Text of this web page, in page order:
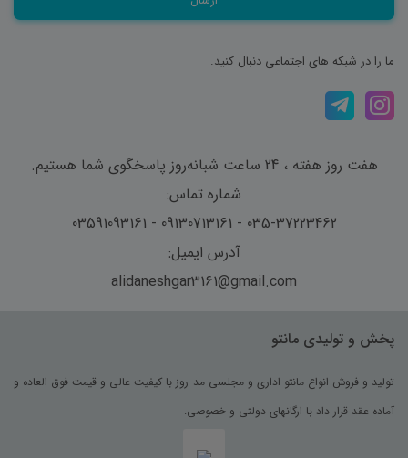
ما را در شبکه های اجتماعی دنبال کنید.
هفت روز هفته ، 24 ساعت شبانه‌روز پاسخگوی شما هستیم.
شماره تماس:
035-37223462 - 09130713161 - 03591093161
آدرس ایمیل:
alidaneshgar3161@gmail.com
پخش و تولیدی مانتو
تولید و فروش انواع مانتو اداری و مجلسی مد روز با کیفیت عالی و قیمت فوق العاده و
آماده عقد قرار داد با ارگانهای دولتی و خصوصی.